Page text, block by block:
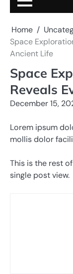
Home
Space
Ancient Life
Space
Reveals
December 15,
Lorem ipsum
mollis dolor
This is the rest
single post view.